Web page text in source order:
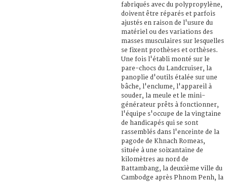
fabriqués avec du polypropylène,
doivent être réparés et parfois
ajustés en raison de l'usure du
matériel ou des variations des
masses musculaires sur lesquelles
se fixent prothèses et orthèses.
Une fois l'établi monté sur le
pare-chocs du Landcruiser, la
panoplie d'outils étalée sur une
bâche, l'enclume, l'appareil à
souder, la meule et le mini-
générateur prêts à fonctionner,
l'équipe s'occupe de la vingtaine
de handicapés qui se sont
rassemblés dans l'enceinte de la
pagode de Khnach Romeas,
située à une soixantaine de
kilomètres au nord de
Battambang, la deuxième ville du
Cambodge après Phnom Penh, la